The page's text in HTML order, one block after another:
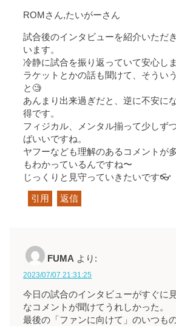
ROMさん,たいがーさん
試合後のインタビューを紹介いただ
います。
冷静に試合を振り返っていて安心しま
ラケットとかの話も聞けて、そうい
と🧐
あんまり出来過ぎだと、逆に不安に
得です。
フィジカル、メンタル揃って少しず
ばいいですね。
ヤフーなども理解のあるコメントが
もわかっているんですね〜
じっくりと見守っていきたいです👓
引用 返信
FUMA より:
2023/07/07 21:31:25
今日の試合のインタビューがすぐに
なコメントが聞けてうれしかった。
最後の「ファンに向けて」のいつも